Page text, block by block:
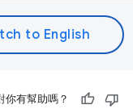
你有幫助嗎？